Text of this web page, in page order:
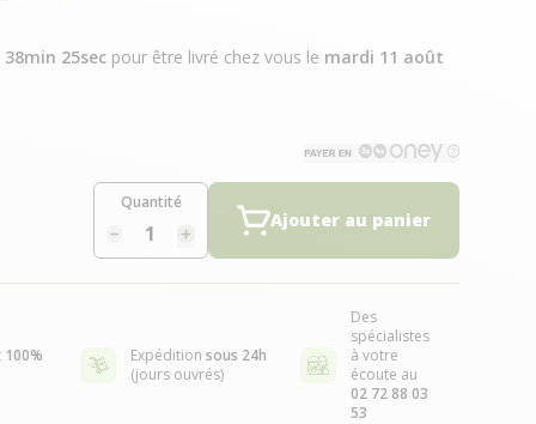
38min 24secpour être livré chez vous le mardi 11 août
Quantité
Ajouter au panier
100%
Expédition sous 24h
(jours ouvrés)
Des
spécialistes
à votre
écoute au
02 72 88 03
53